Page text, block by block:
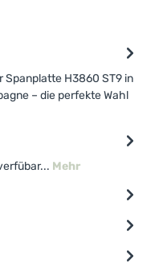
Spanplatte H3860 ST9 in
– die perfekte Wahl
Mehr